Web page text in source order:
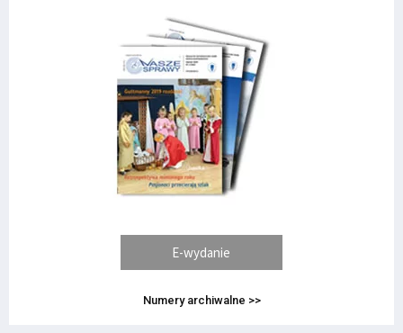
E-wydanie
Numery archiwalne >>